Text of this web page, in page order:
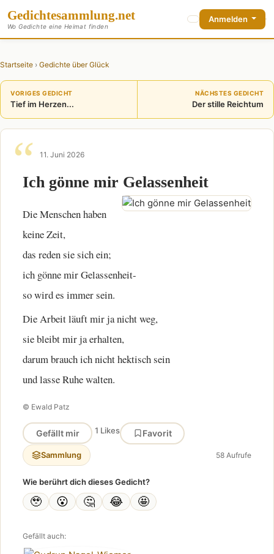
Gedichtesammlung.net
Wo Gedichte eine Heimat finden
Anmelden
Startseite › Gedichte über Glück
VORIGES GEDICHT
Tief im Herzen...
NÄCHSTES GEDICHT
Der stille Reichtum
11. Juni 2026
Ich gönne mir Gelassenheit
Die Menschen haben
keine Zeit,
das reden sie sich ein;
ich gönne mir Gelassenheit-
so wird es immer sein.
Die Arbeit läuft mir ja nicht weg,
sie bleibt mir ja erhalten,
darum brauch ich nicht hektisch sein
und lasse Ruhe walten.
© Ewald Patz
Gefällt mir 1 Likes Favorit
Sammlung 58 Aufrufe
Wie berührt dich dieses Gedicht?
🥹 😮 🤔 😂 🤩
Gefällt auch: